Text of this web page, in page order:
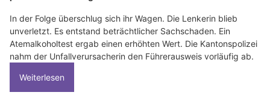
In der Folge überschlug sich ihr Wagen. Die Lenkerin blieb
unverletzt. Es entstand beträchtlicher Sachschaden. Ein
Atemalkoholtest ergab einen erhöhten Wert. Die Kantonspolizei
nahm der Unfallverursacherin den Führerausweis vorläufig ab.
Weiterlesen